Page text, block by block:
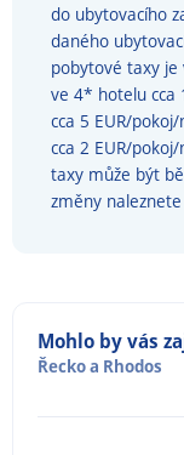
do ubytovacího
daného
pobytové taxy je
ve 4* hotelu cca
cca 5 EUR/
cca 2 EUR/
taxy může být
změny
Mohlo by vás
Řeckoa Rhodos